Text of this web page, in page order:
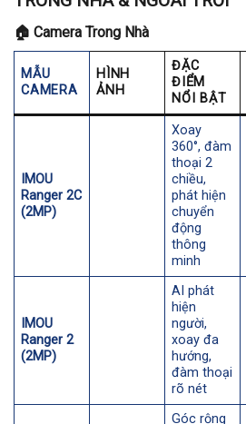
🏠 Camera Trong Nhà
MẪU
CAMERA
HÌNH
ẢNH
ĐẶC
ĐIỂM
NỔI BẬT
IMOU
Ranger 2C
(2MP)
Xoay
360°, đàm
thoại 2
chiều,
phát hiện
chuyển
động
thông
minh
IMOU
Ranger 2
(2MP)
AI phát
hiện
người,
xoay đa
hướng,
đàm thoại
rõ nét
Góc rộng